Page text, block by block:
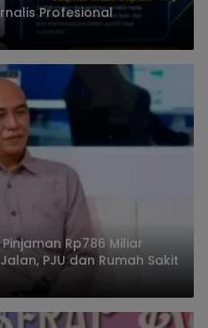
Profesional
Rp786 Miliar
PJU dan Rumah Sakit